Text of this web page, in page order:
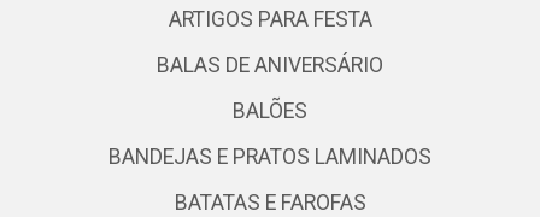
ARTIGOS PARA FESTA
BALAS DE ANIVERSÁRIO
BALÕES
BANDEJAS E PRATOS LAMINADOS
BATATAS E FAROFAS